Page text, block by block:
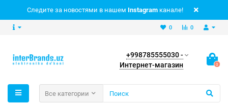
Следите за новостями в нашем Instagram канале!
0
0
+998785555030 -
Интернет-магазин
0
Все категории